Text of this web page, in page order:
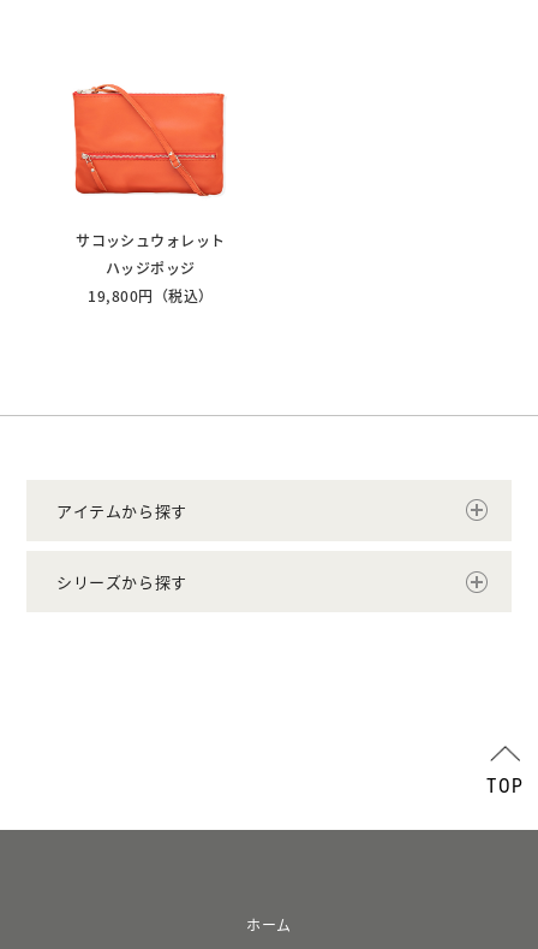
サコッシュウォレット
ハッジポッジ
19,800円（税込）
アイテムから探す
シリーズから探す
TOP
ホーム